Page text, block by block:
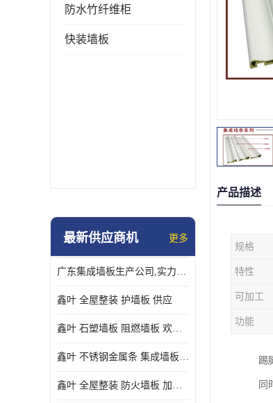
防水竹纤维柜
快装墙板
最新供应商机 更多
广东集成墙板生产公司,实力厂家-配送+设计+安装-没中间商
鑫叶 全屋整装 护墙板 供应
鑫叶 石塑墙板 阻燃墙板 欢迎选购
鑫叶 不锈钢金属条 集成墙板阴角线 欢迎选购
鑫叶 全屋整装 防火墙板 加工定制
产品描述
规格
特性
可加工
功能
踢
同